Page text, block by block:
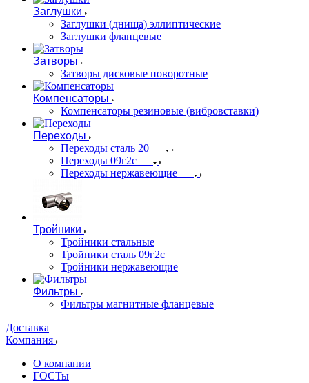
Заглушки
Заглушки (днища) эллиптические
Заглушки фланцевые
Затворы
Затворы дисковые поворотные
Компенсаторы
Компенсаторы резиновые (вибровставки)
Переходы
Переходы сталь 20
Переходы 09г2с
Переходы нержавеющие
Тройники
Тройники стальные
Тройники сталь 09г2с
Тройники нержавеющие
Фильтры
Фильтры магнитные фланцевые
Доставка
Компания
О компании
ГОСТы